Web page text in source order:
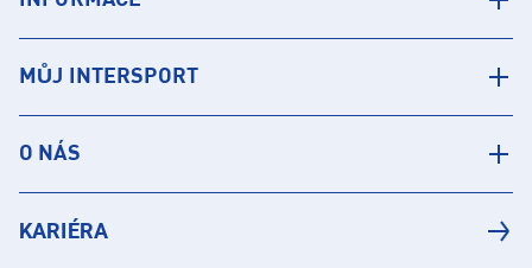
MŮJ INTERSPORT
O NÁS
KARIÉRA